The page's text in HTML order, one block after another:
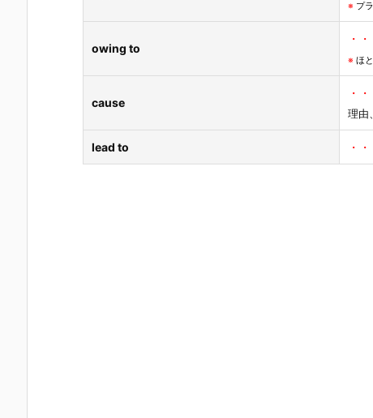
※ プ
owing to
・
※ ほ
cause
・
理由
lead to ・